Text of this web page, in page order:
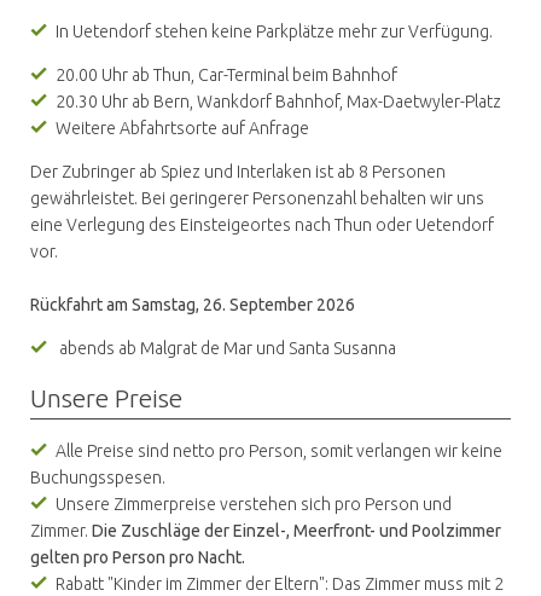
In Uetendorf stehen keine Parkplätze mehr zur Verfügung.
20.00 Uhr ab Thun, Car-Terminal beim Bahnhof
20.30 Uhr ab Bern, Wankdorf Bahnhof, Max-Daetwyler-Platz
Weitere Abfahrtsorte auf Anfrage
Der Zubringer ab Spiez und Interlaken ist ab 8 Personen
gewährleistet. Bei geringerer Personenzahl behalten wir uns
eine Verlegung des Einsteigeortes nach Thun oder Uetendorf
vor.
Rückfahrt am Samstag, 26. September 2026
abends ab Malgrat de Mar und Santa Susanna
Unsere Preise
Alle Preise sind netto pro Person, somit verlangen wir keine
Buchungsspesen.
Unsere Zimmerpreise verstehen sich pro Person und
Zimmer. Die Zuschläge der Einzel-, Meerfront- und Poolzimmer
gelten pro Person pro Nacht.
Rabatt "Kinder im Zimmer der Eltern": Das Zimmer muss mit 2